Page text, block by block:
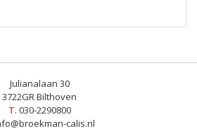
Julianalaan 30
3722GR Bilthoven
T. 030-2290800
calis.nl